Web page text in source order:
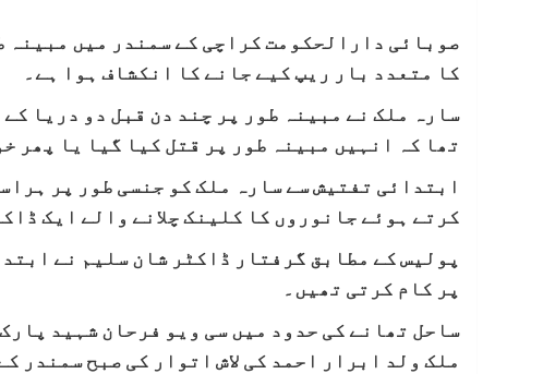
کا متعدد بار ریپ کیے جانے کا انکشاف ہوا ہے۔
سارہ ملک نے مبینہ طور پر چند دن قبل دو دریا
تھا کہ انہیں مبینہ طور پر قتل کیا گیا یا پھر
ابتدائی تفتیش سے سارہ ملک کو جنسی طور پر
کرتے ہوئے جانوروں کا کلینک چلانے والے ایک
پولیس کے مطابق گرفتار ڈاکٹر شان سلیم نے
پر کام کرتی تھیں۔
ملک ولد ابرار احمد کی لاش اتوار کی صبح سمندر